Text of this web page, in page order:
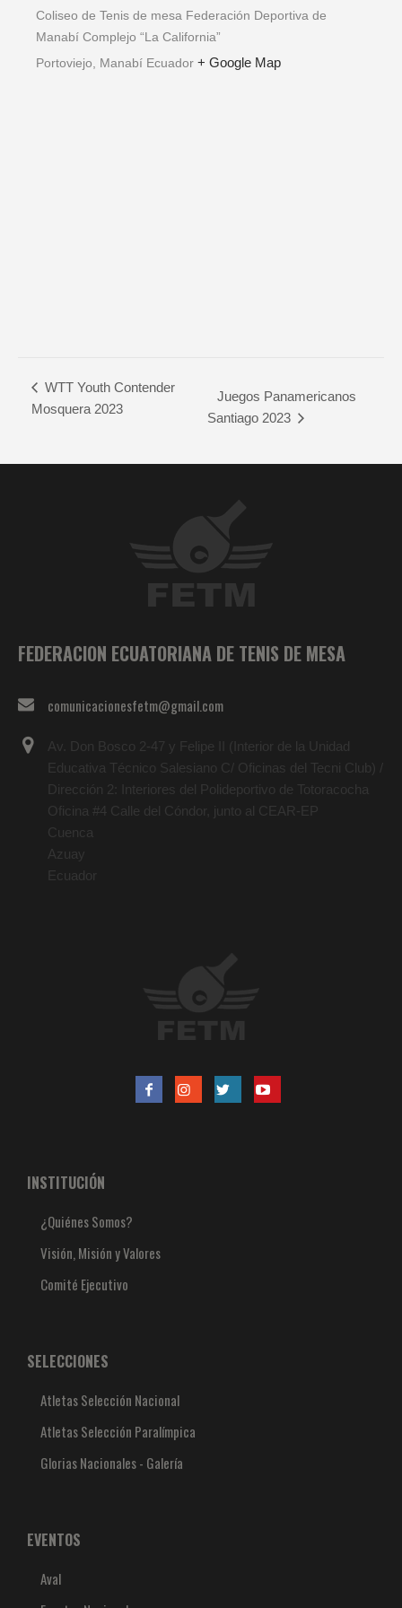
Coliseo de Tenis de mesa Federación Deportiva de
Manabí Complejo “La California”
Portoviejo
Manabí Ecuador + Google Map
WTT Youth Contender
Mosquera 2023
Juegos Panamericanos
Santiago 2023
FEDERACION ECUATORIANA DE TENIS DE MESA
comunicacionesfetm@gmail.com
Av. Don Bosco 2-47 y Felipe II (Interior de la Unidad
Educativa Técnico Salesiano C/ Oficinas del Tecni Club) /
Dirección 2: Interiores del Polideportivo de Totoracocha
Oficina #4 Calle del Cóndor, junto al CEAR-EP
Cuenca
Azuay
Ecuador
INSTITUCIÓN
¿Quiénes Somos?
Visión, Misión y Valores
Comité Ejecutivo
SELECCIONES
Atletas Selección Nacional
Atletas Selección Paralímpica
Glorias Nacionales - Galería
EVENTOS
Aval